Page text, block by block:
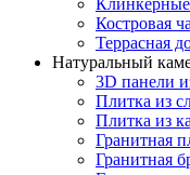
Костровая
Террасная
Натуральный
3D панели
Плитка из
Плитка из
Гранитная
Гранитная